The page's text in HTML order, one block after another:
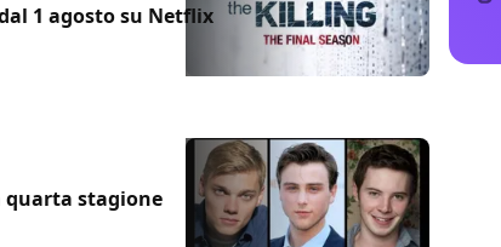
1 agosto su Netflix
quarta stagione